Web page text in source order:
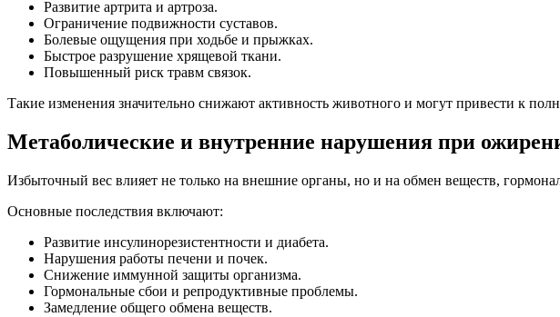
Развитие артрита и артроза.
Ограничение подвижности суставов.
Болевые ощущения при ходьбе и прыжках.
Быстрое разрушение хрящевой ткани.
Повышенный риск травм связок.
Такие изменения значительно снижают активность животного и могут привести к
Метаболические и внутренние нарушения при
Избыточный вес влияет не только на внешние органы, но и на обмен веществ,
Основные последствия включают:
Развитие инсулинорезистентности и диабета.
Нарушения работы печени и почек.
Снижение иммунной защиты организма.
Гормональные сбои и репродуктивные проблемы.
Замедление общего обмена веществ.